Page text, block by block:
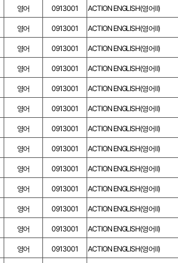
영어 0913001 ACTION ENGLISH(영어Ⅱ)
영어 0913001 ACTION ENGLISH(영어Ⅱ)
영어 0913001 ACTION ENGLISH(영어Ⅱ)
영어 0913001 ACTION ENGLISH(영어Ⅱ)
영어 0913001 ACTION ENGLISH(영어Ⅱ)
영어 0913001 ACTION ENGLISH(영어Ⅱ)
영어 0913001 ACTION ENGLISH(영어Ⅱ)
영어 0913001 ACTION ENGLISH(영어Ⅱ)
영어 0913001 ACTION ENGLISH(영어Ⅱ)
영어 0913001 ACTION ENGLISH(영어Ⅱ)
영어 0913001 ACTION ENGLISH(영어Ⅱ)
영어 0913001 ACTION ENGLISH(영어Ⅱ)
영어 0913001 ACTION ENGLISH(영어Ⅱ)